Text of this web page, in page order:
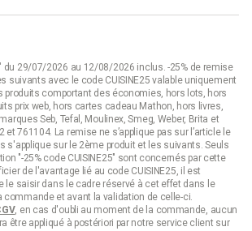
du 29/07/2026 au 12/08/2026 inclus. -25% de remise
suivants avec le code CUISINE25 valable uniquement
produits comportant des économies, hors lots, hors
prix web, hors cartes cadeau Mathon, hors livres,
Seb, Tefal, Moulinex, Smeg, Weber, Brita et
761104. La remise ne s’applique pas sur l’article le
s'applique sur le 2ème produit et les suivants. Seuls
"-25% code CUISINE25" sont concernés par cette
de l'avantage lié au code CUISINE25, il est
le saisir dans le cadre réservé à cet effet dans le
commande et avant la validation de celle-ci.
, en cas d'oubli au moment de la commande, aucun
être appliqué à postériori par notre service client sur